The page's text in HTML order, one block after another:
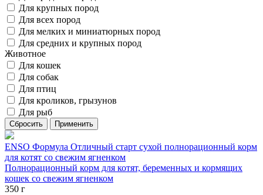
Для крупных пород
Для всех пород
Для мелких и миниатюрных пород
Для средних и крупных пород
Животное
Для кошек
Для собак
Для птиц
Для кроликов, грызунов
Для рыб
ENSO Формула Отличный старт сухой полнорационный корм
для котят со свежим ягненком
Полнорационный корм для котят, беременных и кормящих
кошек со свежим ягненком
350 г